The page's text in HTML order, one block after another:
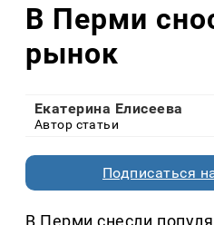
В Перми
рынок
Екатерина Елисеева
Автор статьи
Подписаться
В Перми снесли